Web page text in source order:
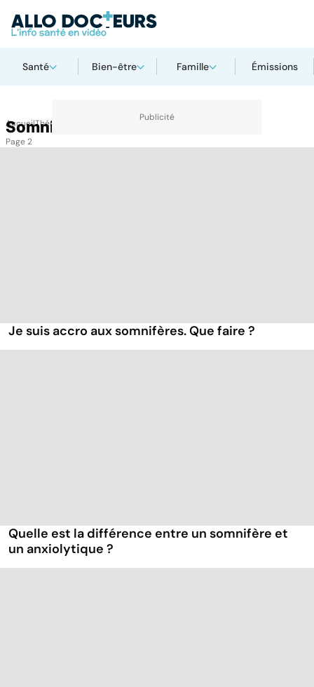
Santé Bien-être Famille Émissions
AccueilThématiques
Somnifère
Page 2
Je suis accro aux somnifères. Que faire ?
Quelle est la différence entre un somnifère et
un anxiolytique ?